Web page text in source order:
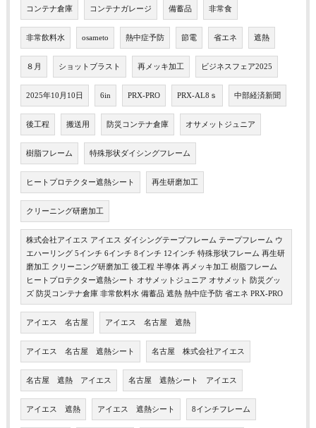
コンテナ倉庫 コンテナガレージ 備蓄品 非常食
非常飲料水 osameto 熱中症予防 節電 省エネ 遮熱
８月 ショットブラスト 再メッキ加工 ビジネスフェア2025
2025年10月10日 6in PRX-PRO PRX-AL8ｓ 中部経済新聞
後工程 搬送用 防災コンテナ倉庫 オサメットジュニア
樹脂フレーム 特殊形状ダイシングフレーム
ヒートプロテクター遮熱シート 再生研磨加工
クリーニング研磨加工
株式会社アイエス アイエス ダイシングテープフレーム テープフレーム ウ
エハーリング 5インチ 6インチ 8インチ 12インチ 特殊形状フレーム 再生研
磨加工 クリーニング研磨加工 後工程 半導体 再メッキ加工 樹脂フレーム
ヒートプロテクター遮熱シート オサメットジュニア オサメット 防災グッ
ズ 防災コンテナ倉庫 非常飲料水 備蓄品 遮熱 熱中症予防 省エネ PRX-PRO
アイエス 名古屋 アイエス 名古屋 遮熱
アイエス 名古屋 遮熱シート 名古屋 株式会社アイエス
名古屋 遮熱 アイエス 名古屋 遮熱シート アイエス
アイエス 遮熱 アイエス 遮熱シート 8インチフレーム